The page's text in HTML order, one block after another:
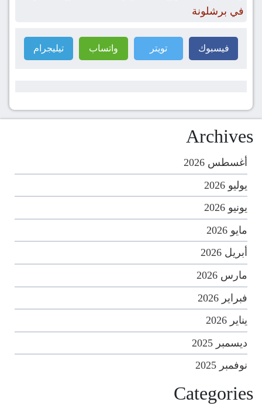
في برشلونة
فيسبوك تويتر واتساب تيليجرام
Archives
أغسطس 2026
يوليو 2026
يونيو 2026
مايو 2026
أبريل 2026
مارس 2026
فبراير 2026
يناير 2026
ديسمبر 2025
نوفمبر 2025
Categories